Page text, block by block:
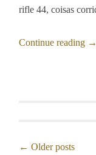
rifle 44, coisas
Continue reading →
Posts
← Older posts